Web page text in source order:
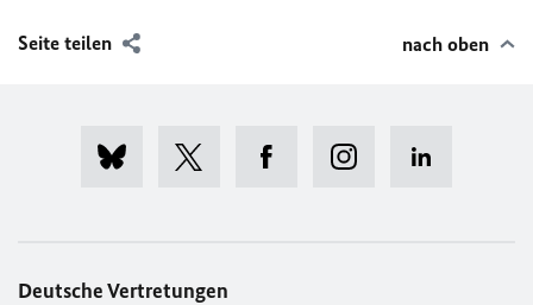
Seite teilen nach oben
Deutsche Vertretungen